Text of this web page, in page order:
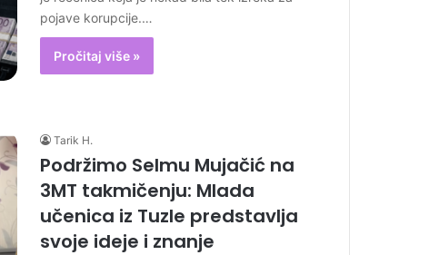
pojave korupcije.…
Pročitaj više »
Tarik H.
Podržimo Selmu Mujačić na
3MT takmičenju: Mlada
učenica iz Tuzle predstavlja
svoje ideje i znanje